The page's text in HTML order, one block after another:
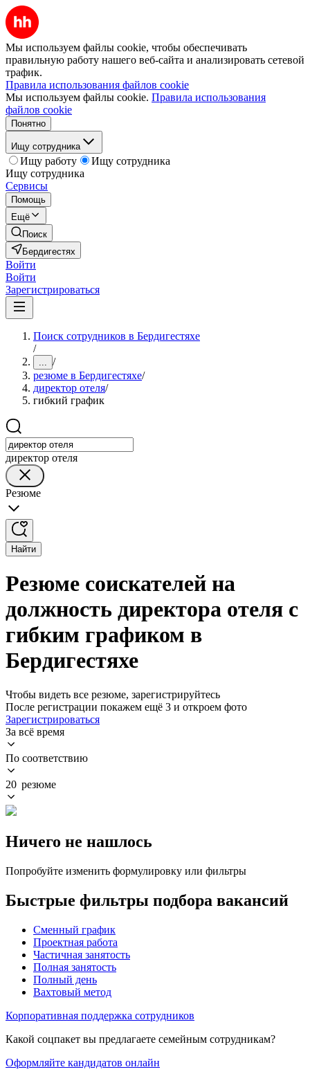
Мы используем файлы cookie, чтобы обеспечивать
правильную работу нашего веб-сайта и анализировать сетевой
трафик.
Правила использования файлов cookie
Мы используем файлы cookie. Правила использования
файлов cookie
Понятно
Ищу сотрудника
Ищу работу
Ищу сотрудника
Ищу сотрудника
Сервисы
Помощь
Ещё
Поиск
Бердигестях
Войти
Войти
Зарегистрироваться
Поиск сотрудников в Бердигестяхе
/
... /
резюме в Бердигестяхе/
директор отеля/
гибкий график
директор отеля
Резюме
Найти
Резюме соискателей на
должность директора отеля с
гибким графиком в
Бердигестяхе
Чтобы видеть все резюме, зарегистрируйтесь
После регистрации покажем ещё 3 и откроем фото
Зарегистрироваться
За всё время
По соответствию
20 резюме
Ничего не нашлось
Попробуйте изменить формулировку или фильтры
Быстрые фильтры подбора вакансий
Сменный график
Проектная работа
Частичная занятость
Полная занятость
Полный день
Вахтовый метод
Корпоративная поддержка сотрудников
Какой соцпакет вы предлагаете семейным сотрудникам?
Оформляйте кандидатов онлайн